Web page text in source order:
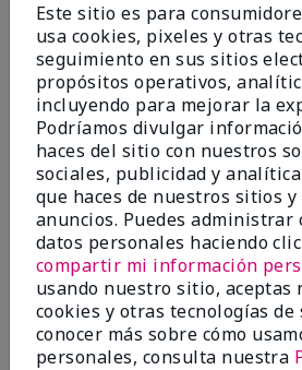
Este sitio es para
usa cookies, pixeles y otras
seguimiento en sus sitios
propósitos operativos,
incluyendo para mejorar la
Podríamos divulgar
haces del sitio con nuestros
sociales, publicidad y
que haces de nuestros sitios
anuncios. Puedes administrar
datos personales haciendo
compartir mi información
usando nuestro sitio, aceptas
cookies y otras tecnologías
conocer más sobre cómo
personales, consulta nuestra